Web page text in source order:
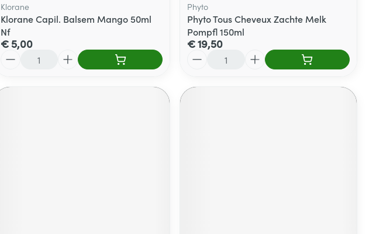
Klorane
Klorane Capil. Balsem Mango 50ml
Nf
€ 5,00
Phyto
Phyto Tous Cheveux Zachte Melk
Pompfl 150ml
€ 19,50